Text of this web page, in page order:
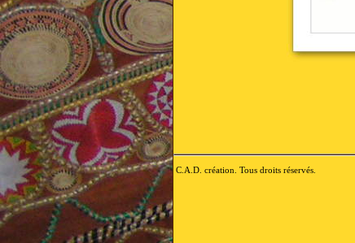
C.A.D. création. Tous droits réservés.